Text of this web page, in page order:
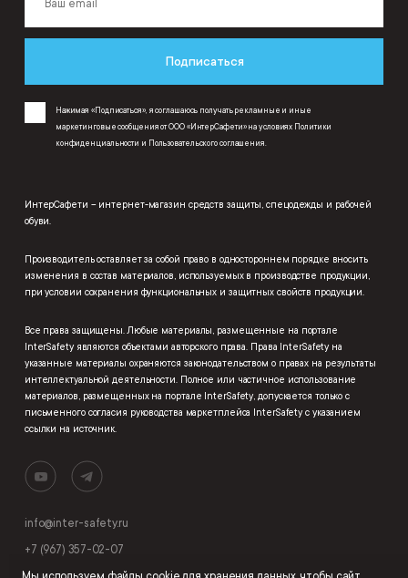
Подписаться
Нажимая «Подписаться», я соглашаюсь получать рекламные и иные
маркетинговые сообщения от ООО «ИнтерСафети» на условиях Политики
конфиденциальности и Пользовательского соглашения.
ИнтерСафети – интернет-магазин средств защиты, спецодежды и рабочей
обуви.
Производитель оставляет за собой право в одностороннем порядке вносить
изменения в состав материалов, используемых в производстве продукции,
при условии сохранения функциональных и защитных свойств продукции.
Все права защищены. Любые материалы, размещенные на портале
InterSafety являются объектами авторского права. Права InterSafety на
указанные материалы охраняются законодательством о правах на результаты
интеллектуальной деятельности. Полное или частичное использование
материалов, размещенных на портале InterSafety, допускается только с
письменного согласия руководства маркетплейса InterSafety с указанием
ссылки на источник.
info@inter-safety.ru
+7 (967) 357-02-07